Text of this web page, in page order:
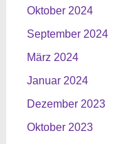
Oktober 2024
September 2024
März 2024
Januar 2024
Dezember 2023
Oktober 2023